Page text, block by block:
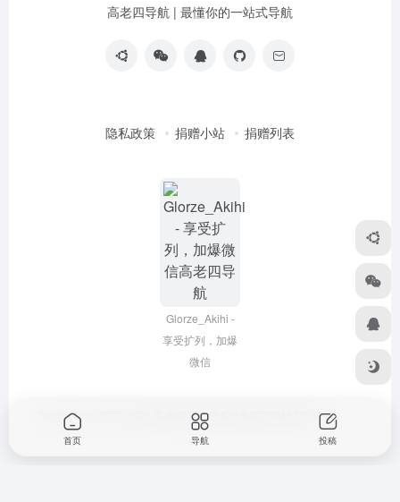
高老四导航 | 最懂你的一站式导航
隐私政策 捐赠小站 捐赠列表
Glorze_Akihi -
享受扩列，加爆
微信
Copyright © 2022-2026 高老四导航 浙ICP备2020045320号-3
首页 导航 投稿